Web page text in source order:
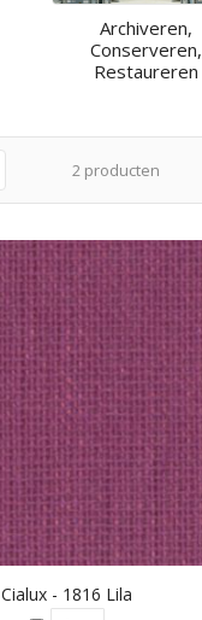
Archiveren,
Conserveren,
Restaureren
2 producten
Cialux - 1816 Lila